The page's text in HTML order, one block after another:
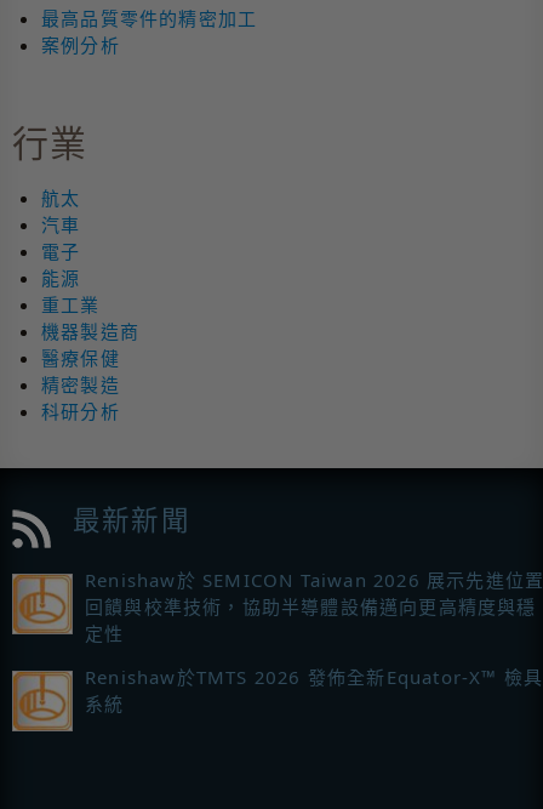
最高品質零件的精密加工
案例分析
行業
航太
汽車
電子
能源
重工業
機器製造商
醫療保健
精密製造
科研分析
最新新聞
Renishaw於 SEMICON Taiwan 2026 展示先進位
回饋與校準技術，協助半導體設備邁向更高精度與穩
定性
Renishaw於TMTS 2026 發佈全新Equator-X™ 檢具
系統